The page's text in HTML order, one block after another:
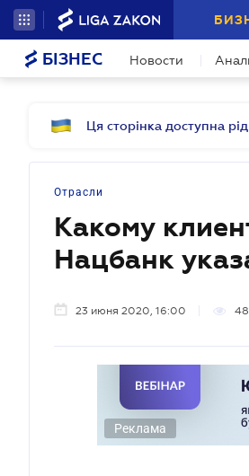
БІЗНЕС Новости
Ця сторінка доступна
Отрасли
Какому
Нацбанк
23 июня 2020, 16:00
Реклама